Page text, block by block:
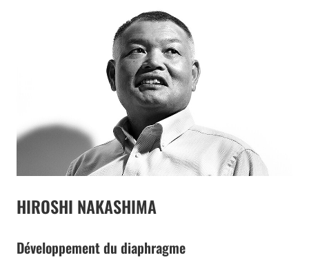
HIROSHI NAKASHIMA
Développement du diaphragme